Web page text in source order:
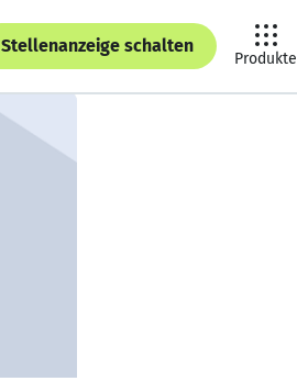
Stellenanzeige schalten
Produkte